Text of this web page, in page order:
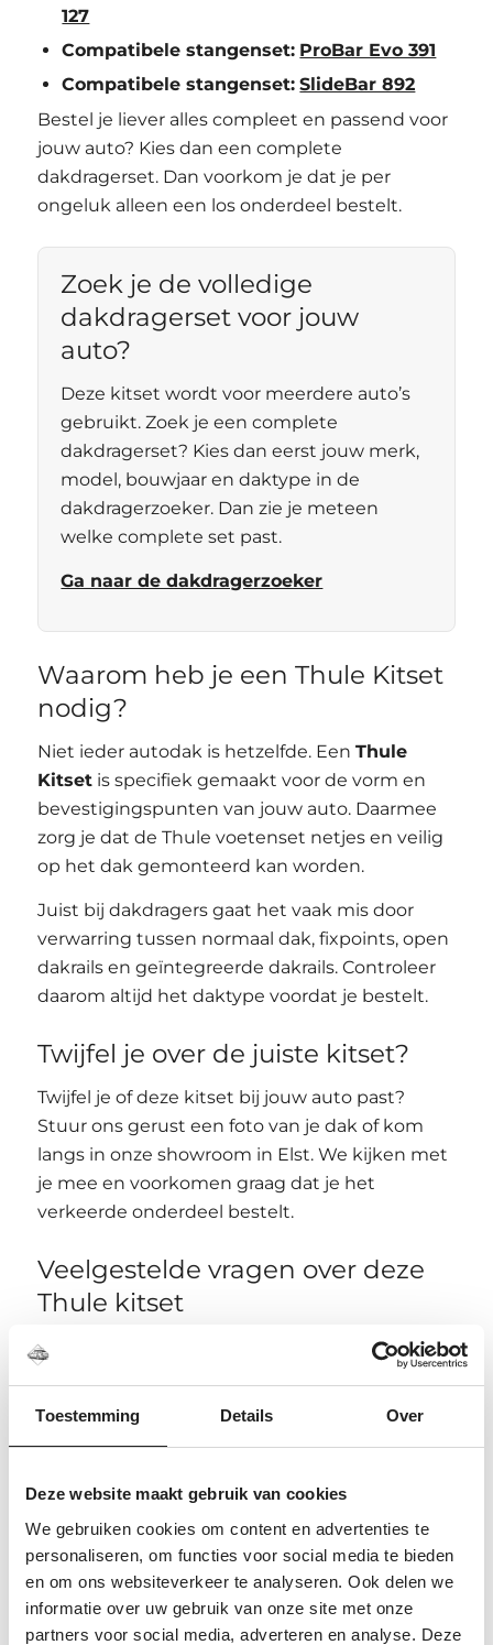
Toestemming Details Over
Deze website maakt gebruik van cookies
We gebruiken cookies om content en advertenties te
personaliseren, om functies voor social media te bieden
en om ons websiteverkeer te analyseren. Ook delen we
informatie over uw gebruik van onze site met onze
partners voor social media, adverteren en analyse. Deze
127
Compatibele stangenset: ProBar Evo 391
Compatibele stangenset: SlideBar 892
Bestel je liever alles compleet en passend voor
jouw auto? Kies dan een complete
dakdragerset. Dan voorkom je dat je per
ongeluk alleen een los onderdeel bestelt.
Zoek je de volledige
dakdragerset voor jouw
auto?
Deze kitset wordt voor meerdere auto’s
gebruikt. Zoek je een complete
dakdragerset? Kies dan eerst jouw merk,
model, bouwjaar en daktype in de
dakdragerzoeker. Dan zie je meteen
welke complete set past.
Ga naar de dakdragerzoeker
Waarom heb je een Thule Kitset
nodig?
Niet ieder autodak is hetzelfde. EenThule
Kitset is specifiek gemaakt voor de vorm en
bevestigingspunten van jouw auto. Daarmee
zorg je dat de Thule voetenset netjes en veilig
op het dak gemonteerd kan worden.
Juist bij dakdragers gaat het vaak mis door
verwarring tussen normaal dak, fixpoints, open
dakrails en geïntegreerde dakrails. Controleer
daarom altijd het daktype voordat je bestelt.
Twijfel je over de juiste kitset?
Twijfel je of deze kitset bij jouw auto past?
Stuur ons gerust een foto van je dak of kom
langs in onze showroom in Elst. We kijken met
je mee en voorkomen graag dat je het
verkeerde onderdeel bestelt.
Veelgestelde vragen over deze
Thule kitset
Is dit een complete dakdragerset?
Nee, dit is alleen de voertuigspecifieke kitset.
een passende voetenset en stangen nodig.
auto’s passen?
Ja, sommige Thule kitsets worden voor
meerdere auto’s gebruikt. De complete
combinatie met voetenset en stanglengte kan
per auto verschillen.